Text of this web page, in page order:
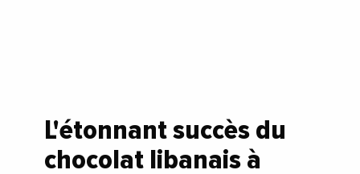
L'étonnant succès du
chocolat libanais à